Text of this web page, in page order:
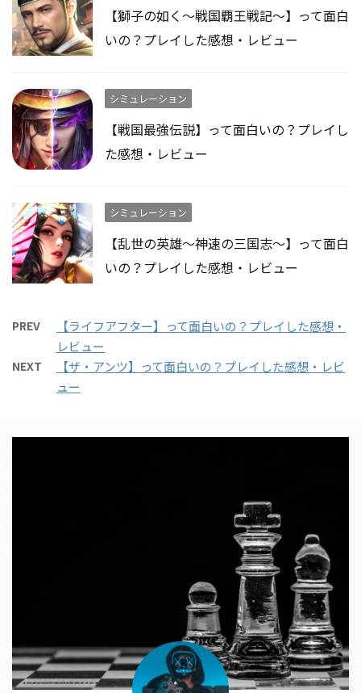
【獅子の如く～戦国覇王戦記～】って面白
いの？プレイした感想・レビュー
シミュレーション
【戦国最強伝説】って面白いの？プレイし
た感想・レビュー
シミュレーション
【乱世の英雄～神速の三国志～】って面白
いの？プレイした感想・レビュー
PREV
【ライフアフター】って面白いの？プレイした感想・
レビュー
NEXT
【ザ・アンツ】って面白いの？プレイした感想・レビ
ュー